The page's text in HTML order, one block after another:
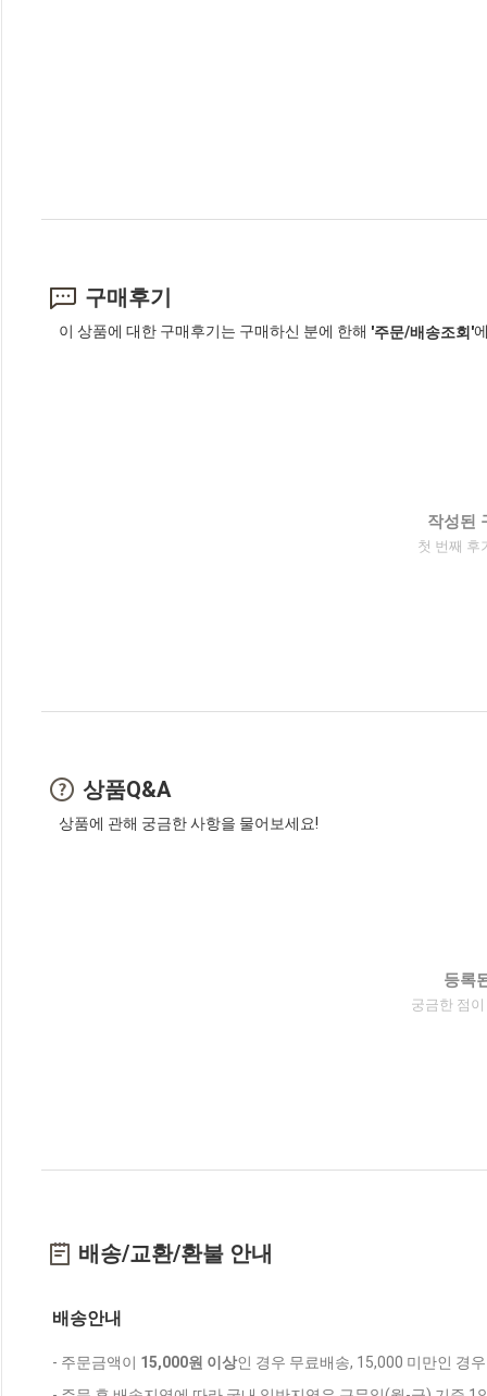
구매후기
이 상품에 대한 구매후기는 구매하신 분에 한해 '주문/배송조회'
작성된
첫 번째 후
상품Q&A
상품에 관해 궁금한 사항을 물어보세요!
등록
궁금한 점
배송/교환/환불 안내
배송안내
- 주문금액이 15,000원 이상인 경우 무료배송, 15,000 미만인 경